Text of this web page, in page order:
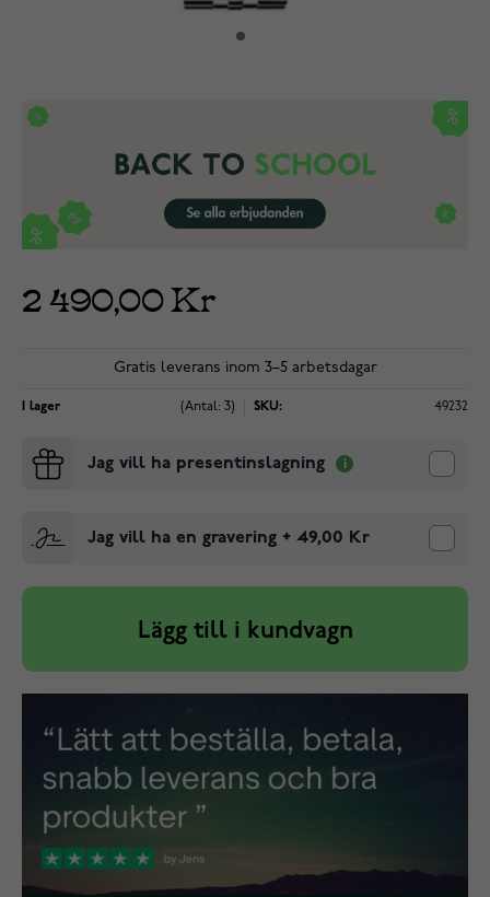
2 490,00 Kr
Gratis leverans inom 3–5 arbetsdagar
I lager (Antal: 3) SKU: 49232
Jag vill ha presentinslagning
Jag vill ha en gravering + 49,00 Kr
Lägg till i kundvagn